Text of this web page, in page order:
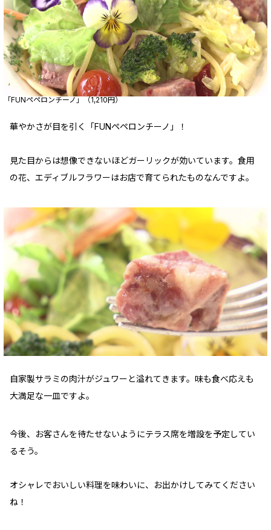
「FUNペペロンチーノ」（1,210円）
華やかさが目を引く「FUNペペロンチーノ」！
見た目からは想像できないほどガーリックが効いています。食用
の花、エディブルフラワーはお店で育てられたものなんですよ。
自家製サラミの肉汁がジュワーと溢れてきます。味も食べ応えも
大満足な一皿ですよ。
今後、お客さんを待たせないようにテラス席を増設を予定してい
るそう。
オシャレでおいしい料理を味わいに、お出かけしてみてください
ね！